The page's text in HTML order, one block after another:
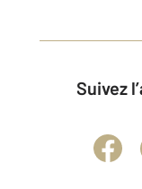
Suivez l’actualité immobilière et